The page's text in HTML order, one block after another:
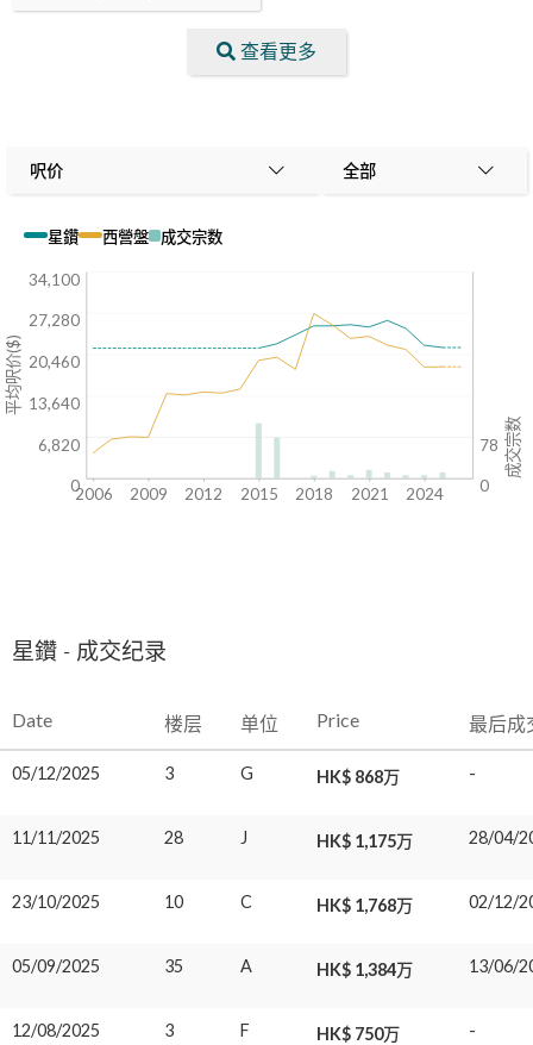
查看更多
呎价 全部
星鑽 西營盤 成交宗数
78
0
2006 2009 2012 2015 2018 2021 2024
成交宗数
34,100
27,280
20,460
13,640
6,820
0
平均呎价($)
星鑽 - 成交纪录
Date 楼层 单位 Price 最后成
05/12/2025 3 G HK$ 868万 -
11/11/2025 28 J HK$ 1,175万 28/04/
23/10/2025 10 C HK$ 1,768万 02/12/
05/09/2025 35 A HK$ 1,384万 13/06/
12/08/2025 3 F HK$ 750万 -